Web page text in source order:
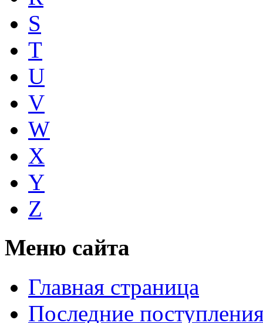
S
T
U
V
W
X
Y
Z
Меню сайта
Главная страница
Последние